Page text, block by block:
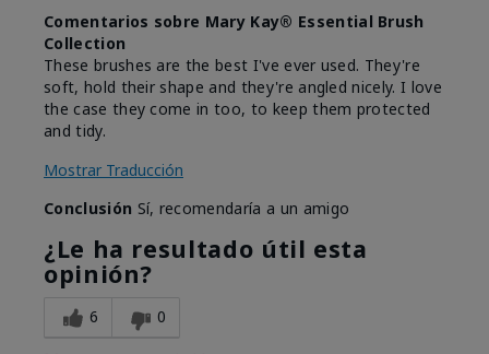
Comentarios sobre Mary Kay® Essential Brush
Collection
These brushes are the best I've ever used. They're
soft, hold their shape and they're angled nicely. I love
the case they come in too, to keep them protected
and tidy.
Mostrar Traducción
Conclusión Sí, recomendaría a un amigo
¿Le ha resultado útil esta
opinión?
6 0